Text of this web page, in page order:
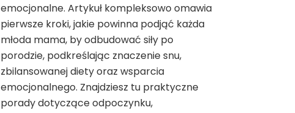
emocjonalne. Artykuł kompleksowo omawia
pierwsze kroki, jakie powinna podjąć każda
młoda mama, by odbudować siły po
porodzie, podkreślając znaczenie snu,
zbilansowanej diety oraz wsparcia
emocjonalnego. Znajdziesz tu praktyczne
porady dotyczące odpoczynku,